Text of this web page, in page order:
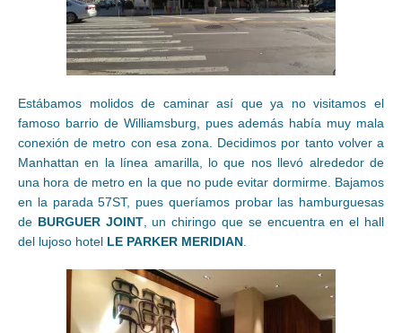
Estábamos molidos de caminar así que ya no visitamos el
famoso barrio de Williamsburg, pues además había muy mala
conexión de metro con esa zona. Decidimos por tanto volver a
Manhattan en la línea amarilla, lo que nos llevó alrededor de
una hora de metro en la que no pude evitar dormirme. Bajamos
en la parada 57ST, pues queríamos probar las hamburguesas
de BURGUER JOINT, un chiringo que se encuentra en el hall
del lujoso hotel LE PARKER MERIDIAN